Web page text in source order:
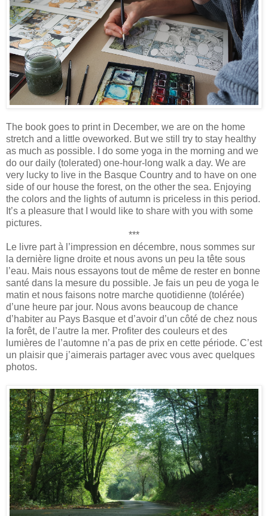
The book goes to print in December, we are on the home
stretch and a little oveworked. But we still try to stay healthy
as much as possible. I do some yoga in the morning and we
do our daily (tolerated) one-hour-long walk a day. We are
very lucky to live in the Basque Country and to have on one
side of our house the forest, on the other the sea. Enjoying
the colors and the lights of autumn is priceless in this period.
It’s a pleasure that I would like to share with you with some
pictures.
***
Le livre part à l’impression en décembre, nous sommes sur
la dernière ligne droite et nous avons un peu la tête sous
l’eau. Mais nous essayons tout de même de rester en bonne
santé dans la mesure du possible. Je fais un peu de yoga le
matin et nous faisons notre marche quotidienne (tolérée)
d’une heure par jour. Nous avons beaucoup de chance
d’habiter au Pays Basque et d’avoir d’un côté de chez nous
la forêt, de l’autre la mer. Profiter des couleurs et des
lumières de l’automne n’a pas de prix en cette période. C’est
un plaisir que j’aimerais partager avec vous avec quelques
photos.